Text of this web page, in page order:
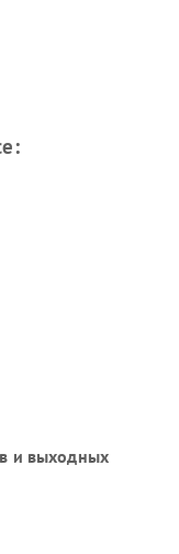
и выходных